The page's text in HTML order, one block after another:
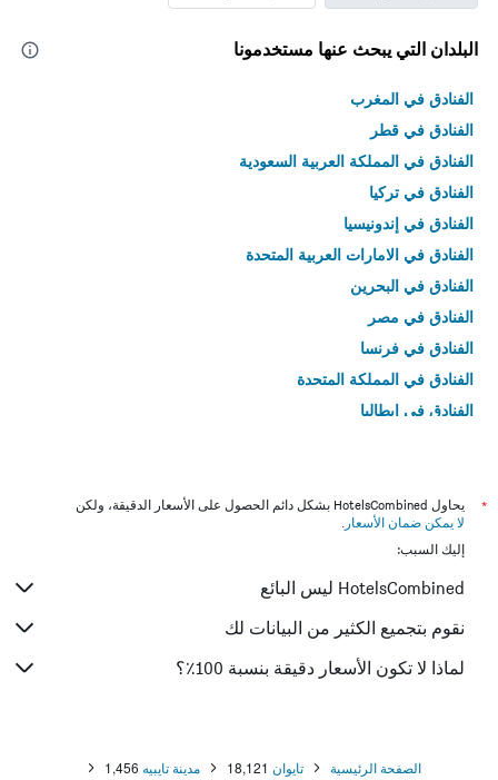
البلدان التي يبحث عنها مستخدمونا
الفنادق في المغرب
الفنادق في قطر
الفنادق في المملكة العربية السعودية
الفنادق في تركيا
الفنادق في إندونيسيا
الفنادق في الامارات العربية المتحدة
الفنادق في البحرين
الفنادق في مصر
الفنادق في فرنسا
الفنادق في المملكة المتحدة
الفنادق في إيطاليا
*
يحاول HotelsCombined بشكل دائم الحصول على الأسعار الدقيقة، ولكن
لا يمكن ضمان الأسعار .
إليك السبب:
HotelsCombined ليس البائع
نقوم بتجميع الكثير من البيانات لك
لماذا لا تكون الأسعار دقيقة بنسبة 100٪؟
الصفحة الرئيسية تايوان 18,121 مدينة تايبيه 1,456